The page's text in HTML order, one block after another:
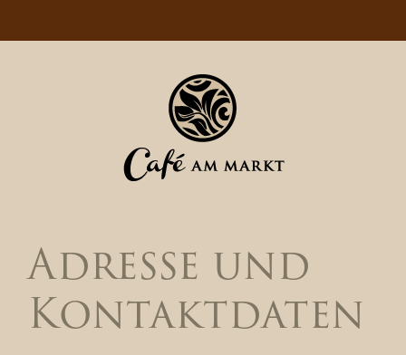
Adresse und
Kontaktdaten